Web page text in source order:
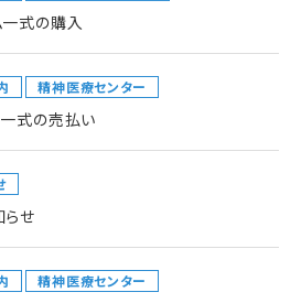
式の購入
精神医療センター
式の売払い
せ
精神医療センター